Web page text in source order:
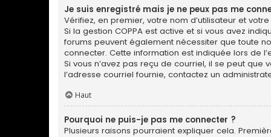
Je suis enregistré mais je ne peux pas me
Vérifiez, en premier, votre nom d’utilisateur et
Si la gestion COPPA est active et si vous avez
forums peuvent également nécessiter que toute
connecter. Cette information est indiquée lors de
Si vous n’avez pas reçu de courriel, il se peut
l’adresse courriel fournie, contactez un
Haut
Pourquoi ne puis-je pas me connecter ?
Plusieurs raisons pourraient expliquer cela.